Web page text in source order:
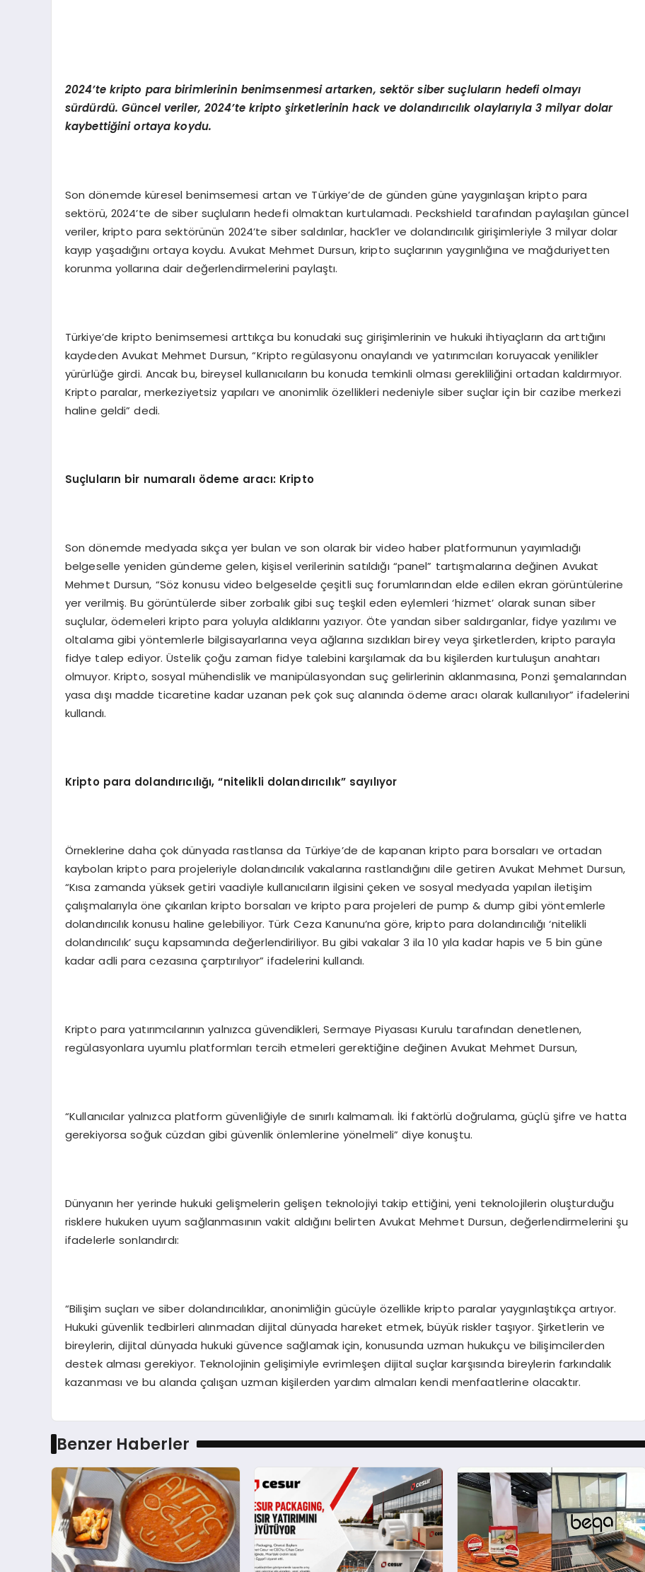
2024’te kripto para birimlerinin benimsenmesi artarken, sektör siber suçluların hedefi olmayı
sürdürdü. Güncel veriler, 2024’te kripto şirketlerinin hack ve dolandırıcılık olaylarıyla 3 milyar dolar
kaybettiğini ortaya koydu.
Son dönemde küresel benimsemesi artan ve Türkiye’de de günden güne yaygınlaşan kripto para
sektörü, 2024’te de siber suçluların hedefi olmaktan kurtulamadı. Peckshield tarafından paylaşılan güncel
veriler, kripto para sektörünün 2024’te siber saldırılar, hack’ler ve dolandırıcılık girişimleriyle 3 milyar dolar
kayıp yaşadığını ortaya koydu. Avukat Mehmet Dursun, kripto suçlarının yaygınlığına ve mağduriyetten
korunma yollarına dair değerlendirmelerini paylaştı.
Türkiye’de kripto benimsemesi arttıkça bu konudaki suç girişimlerinin ve hukuki ihtiyaçların da arttığını
kaydeden Avukat Mehmet Dursun, “Kripto regülasyonu onaylandı ve yatırımcıları koruyacak yenilikler
yürürlüğe girdi. Ancak bu, bireysel kullanıcıların bu konuda temkinli olması gerekliliğini ortadan kaldırmıyor.
Kripto paralar, merkeziyetsiz yapıları ve anonimlik özellikleri nedeniyle siber suçlar için bir cazibe merkezi
haline geldi” dedi.
Suçluların bir numaralı ödeme aracı: Kripto
Son dönemde medyada sıkça yer bulan ve son olarak bir video haber platformunun yayımladığı
belgeselle yeniden gündeme gelen, kişisel verilerinin satıldığı “panel” tartışmalarına değinen Avukat
Mehmet Dursun, “Söz konusu video belgeselde çeşitli suç forumlarından elde edilen ekran görüntülerine
yer verilmiş. Bu görüntülerde siber zorbalık gibi suç teşkil eden eylemleri ‘hizmet’ olarak sunan siber
suçlular, ödemeleri kripto para yoluyla aldıklarını yazıyor. Öte yandan siber saldırganlar, fidye yazılımı ve
oltalama gibi yöntemlerle bilgisayarlarına veya ağlarına sızdıkları birey veya şirketlerden, kripto parayla
fidye talep ediyor. Üstelik çoğu zaman fidye talebini karşılamak da bu kişilerden kurtuluşun anahtarı
olmuyor. Kripto, sosyal mühendislik ve manipülasyondan suç gelirlerinin aklanmasına, Ponzi şemalarından
yasa dışı madde ticaretine kadar uzanan pek çok suç alanında ödeme aracı olarak kullanılıyor” ifadelerini
kullandı.
Kripto para dolandırıcılığı,“nitelikli dolandırıcılık” sayılıyor
Örneklerine daha çok dünyada rastlansa da Türkiye’de de kapanan kripto para borsaları ve ortadan
kaybolan kripto para projeleriyle dolandırıcılık vakalarına rastlandığını dile getiren Avukat Mehmet Dursun,
“Kısa zamanda yüksek getiri vaadiyle kullanıcıların ilgisini çeken ve sosyal medyada yapılan iletişim
çalışmalarıyla öne çıkarılan kripto borsaları ve kripto para projeleri de pump & dump gibi yöntemlerle
dolandırıcılık konusu haline gelebiliyor. Türk Ceza Kanunu’na göre, kripto para dolandırıcılığı ‘nitelikli
dolandırıcılık’ suçu kapsamında değerlendiriliyor. Bu gibi vakalar 3 ila 10 yıla kadar hapis ve 5 bin güne
kadar adli para cezasına çarptırılıyor” ifadelerini kullandı.
Kripto para yatırımcılarının yalnızca güvendikleri, Sermaye Piyasası Kurulu tarafından denetlenen,
regülasyonlara uyumlu platformları tercih etmeleri gerektiğine değinen Avukat Mehmet Dursun,
“Kullanıcılar yalnızca platform güvenliğiyle de sınırlı kalmamalı. İki faktörlü doğrulama, güçlü şifre ve hatta
gerekiyorsa soğuk cüzdan gibi güvenlik önlemlerine yönelmeli” diye konuştu.
Dünyanın her yerinde hukuki gelişmelerin gelişen teknolojiyi takip ettiğini, yeni teknolojilerin oluşturduğu
risklere hukuken uyum sağlanmasının vakit aldığını belirten Avukat Mehmet Dursun, değerlendirmelerini şu
ifadelerle sonlandırdı:
“Bilişim suçları ve siber dolandırıcılıklar, anonimliğin gücüyle özellikle kripto paralar yaygınlaştıkça artıyor.
Hukuki güvenlik tedbirleri alınmadan dijital dünyada hareket etmek, büyük riskler taşıyor. Şirketlerin ve
bireylerin, dijital dünyada hukuki güvence sağlamak için, konusunda uzman hukukçu ve bilişimcilerden
destek alması gerekiyor. Teknolojinin gelişimiyle evrimleşen dijital suçlar karşısında bireylerin farkındalık
kazanması ve bu alanda çalışan uzman kişilerden yardım almaları kendi menfaatlerine olacaktır.
Benzer Haberler